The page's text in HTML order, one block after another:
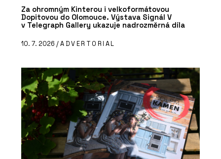
Za ohromným Kinterou i velkoformátovou
Dopitovou do Olomouce. Výstava Signál V
v Telegraph Gallery ukazuje nadrozměrná díla
10. 7. 2026 /ADVERTORIAL